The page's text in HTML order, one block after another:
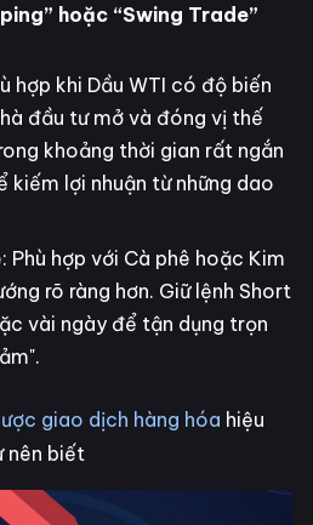
hoặc “Swing Trade”
hợp khi Dầu WTI có độ biến
đầu tư mở và đóng vị thế
khoảng thời gian rất ngắn
kiếm lợi nhuận từ những dao
Phù hợp với Cà phê hoặc Kim
rõ ràng hơn. Giữ lệnh Short
vài ngày để tận dụng trọn
giao dịch hàng hóa hiệu
nên biết